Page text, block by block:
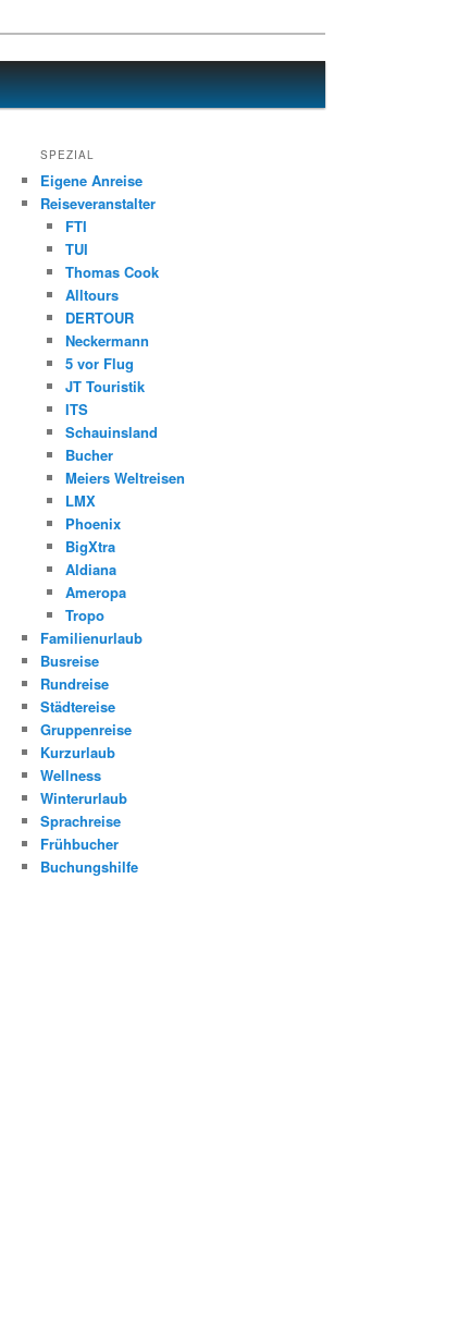
SPEZIAL
Eigene Anreise
Reiseveranstalter
FTI
TUI
Thomas Cook
Alltours
DERTOUR
Neckermann
5 vor Flug
JT Touristik
ITS
Schauinsland
Bucher
Meiers Weltreisen
LMX
Phoenix
BigXtra
Aldiana
Ameropa
Tropo
Familienurlaub
Busreise
Rundreise
Städtereise
Gruppenreise
Kurzurlaub
Wellness
Winterurlaub
Sprachreise
Frühbucher
Buchungshilfe